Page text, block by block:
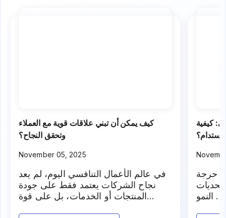
كيف يمكن أن تبني علاقات قوية مع العملاء
وتحقق النجاح؟
November 05, 2025
في عالم الأعمال التنافسي اليوم، لم يعد
نجاح الشركات يعتمد فقط على جودة
المنتجات أو الخدمات، بل على قوة
كيفية
مستدام؟
حرجة
تحديات
النمو